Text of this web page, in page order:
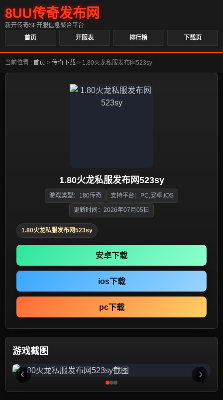
8UU传奇发布网
新开传奇SF开服信息聚合平台
首页
开服表 排行榜 下载页
当前位置 : 首页 > 传奇下载 > 1.80火龙私服发布网523sy
1.80火龙私服发布网523sy
游戏类型：180传奇 支持平台：PC,安卓,iOS
更新时间：2026年07月05日
1.80火龙私服发布网523sy
安卓下载
ios下载
pc下载
游戏截图